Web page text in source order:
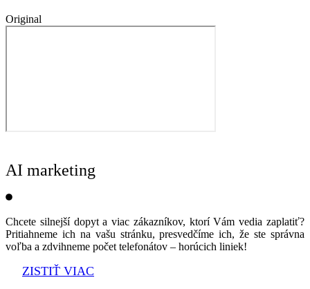
Original
AI marketing
Chcete silnejší dopyt a viac zákazníkov, ktorí Vám vedia zaplatiť?
Pritiahneme ich na vašu stránku, presvedčíme ich, že ste správna
voľba a zdvihneme počet telefonátov – horúcich liniek!
ZISTIŤ VIAC